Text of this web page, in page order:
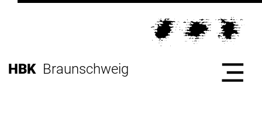
Inhalt
zur
Direkt
HBK Braunschweig